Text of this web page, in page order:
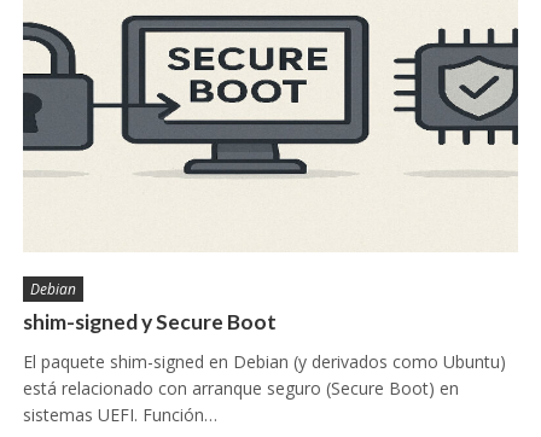
Debian
shim-signed y Secure Boot
El paquete shim-signed en Debian (y derivados como Ubuntu)
está relacionado con arranque seguro (Secure Boot) en
sistemas UEFI. Función…